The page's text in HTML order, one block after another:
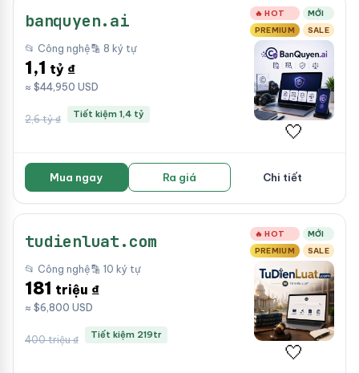
banquyen.ai 🔥 HOT
MỚI
PREMIUM
SALE
📂 Công nghệ🔡 8 ký tự
1,1 tỷ ₫
≈ $44,950 USD
2,6 tỷ ₫ Tiết kiệm 1,4 tỷ
🤍
Mua ngay Ra giá Chi tiết
tudienluat.com 🔥 HOT
MỚI
PREMIUM
SALE
📂 Công nghệ🔡 10 ký tự
181 triệu ₫
≈ $6,800 USD
400 triệu ₫ Tiết kiệm 219tr
🤍